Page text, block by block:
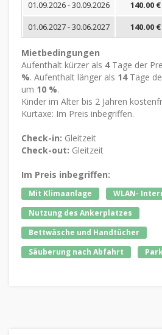
01.09.2026 - 30.09.2026 140.00 €
01.06.2027 - 30.06.2027
140.00 €
Mietbedingungen
Aufenthalt kürzer als 4Tage der
%. Aufenthalt länger als 14Tage
um 10 %.
Kinder im Alter bis 2 Jahren
Kurtaxe: Im Preis inbegriffen.
Check-in: Gleitzeit
Check-out: Gleitzeit
Im Preis inbegriffen:
Mit Klimaanlage
WLAN-
Nutzung des Ankerplatzes
Bettwäsche und Handtücher
Säuberung nach Abfahrt